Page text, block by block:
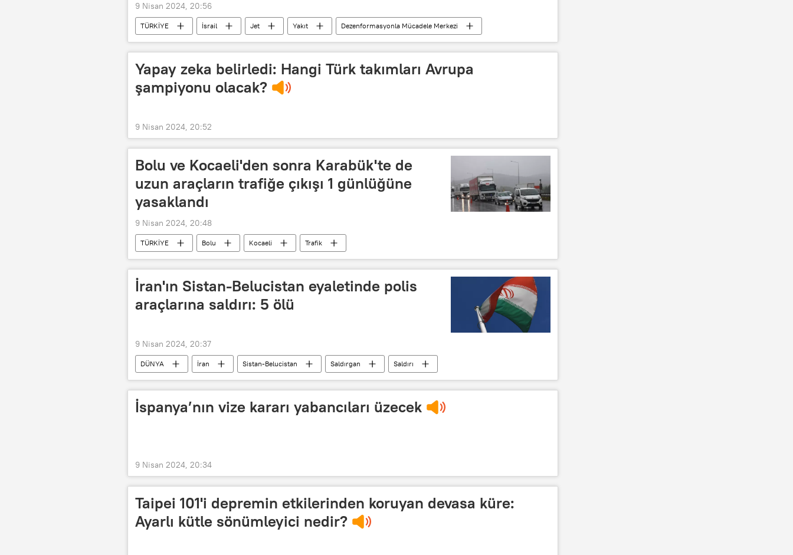
9 Nisan 2024, 20:56
TÜRKİYE İsrail Jet Yakıt Dezenformasyonla Mücadele Merkezi
Yapay zeka belirledi: Hangi Türk takımları Avrupa
şampiyonu olacak?
9 Nisan 2024, 20:52
Bolu ve Kocaeli'den sonra Karabük'te de
uzun araçların trafiğe çıkışı 1 günlüğüne
yasaklandı
9 Nisan 2024, 20:48
TÜRKİYE Bolu Kocaeli Trafik
İran'ın Sistan-Belucistan eyaletinde polis
araçlarına saldırı: 5 ölü
9 Nisan 2024, 20:37
DÜNYA İran Sistan-Belucistan Saldırgan Saldırı
İspanya’nın vize kararı yabancıları üzecek
9 Nisan 2024, 20:34
Taipei 101'i depremin etkilerinden koruyan devasa küre:
Ayarlı kütle sönümleyici nedir?